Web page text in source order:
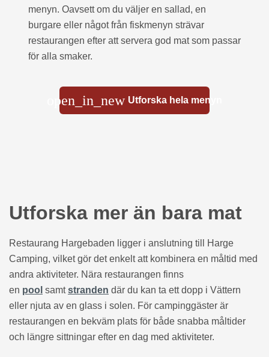
menyn. Oavsett om du väljer en sallad, en
burgare eller något från fiskmenyn strävar
restaurangen efter att servera god mat som passar
för alla smaker.
open_in_new Utforska hela menyn
Utforska mer än bara mat
Restaurang Hargebaden ligger i anslutning till Harge
Camping, vilket gör det enkelt att kombinera en måltid med
andra aktiviteter. Nära restaurangen finns
en pool samtstranden där du kan ta ett dopp i Vättern
eller njuta av en glass i solen. För campinggäster är
restaurangen en bekväm plats för både snabba måltider
och längre sittningar efter en dag med aktiviteter.